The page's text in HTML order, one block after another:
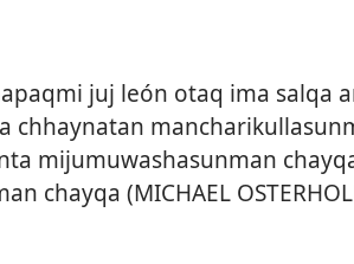
juj león otaq ima salqa
chhaynatan
mijumuwashasunman
chayqa (MICHAEL